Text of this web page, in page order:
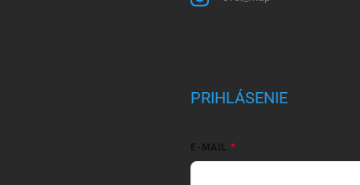
PRIHLÁSENIE
E-MAIL